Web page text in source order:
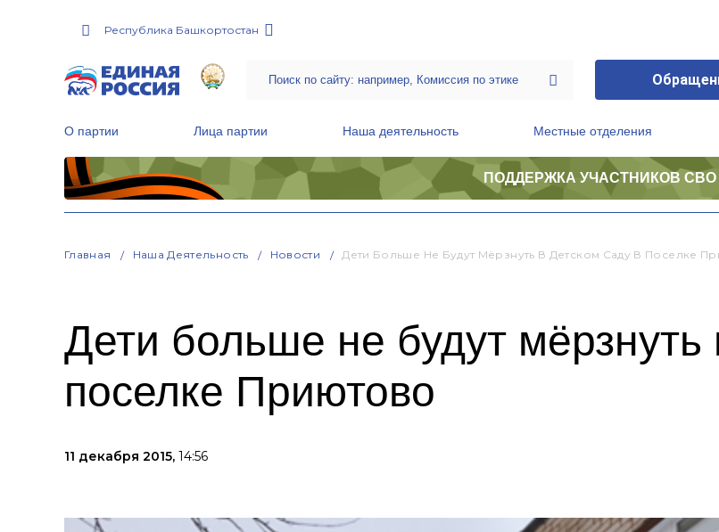
Республика Башкортостан
О партии Лица партии Наша деятельность Местные отделения
ПОДДЕРЖКА УЧАСТНИКОВ СВО
Главная Наша Деятельность Новости Дети Больше Не Будут Мёрзнуть В Детском Саду В Поселке
Дети больше не будут мёрзнуть
поселке Приютово
11 декабря 2015, 14:56